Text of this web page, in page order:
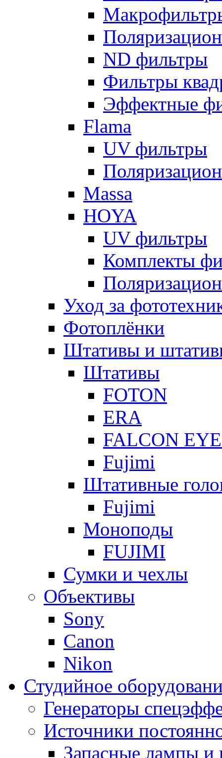
ND фильтры
Фильтры
Эффектные
Flama
UV фильтры
Massa
HOYA
UV фильтры
Комплекты
Уход за
Фотоплёнки
Штативы и
Штативы
FOTON
ERA
FALCON
Fujimi
Штативные
Fujimi
Моноподы
FUJIMI
Сумки и чехлы
Объективы
Sony
Canon
Nikon
Студийное
Генераторы
Источники
Запасные лампы и